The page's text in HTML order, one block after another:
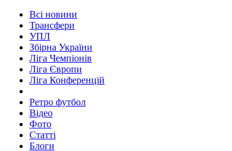
Всі новини
Трансфери
УПЛ
Збірна України
Ліга Чемпіонів
Ліга Європи
Ліга Конференцій
Ретро футбол
Відео
Фото
Статті
Блоги